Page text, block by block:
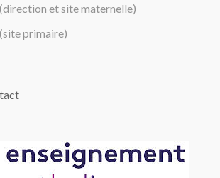
et site maternelle)
primaire)